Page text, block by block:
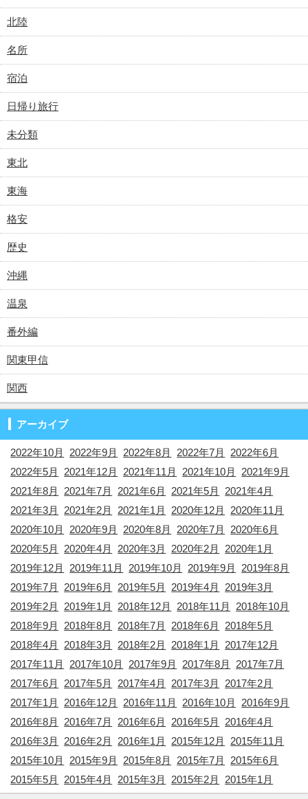
北陸
名所
宿泊
日帰り旅行
未分類
東北
東海
格安
歴史
沖縄
温泉
番外編
関東甲信
関西
アーカイブ
2022年10月 2022年9月 2022年8月 2022年7月
2022年6月
2022年5月
2021年12月 2021年11月 2021年10月
2021年9月
2021年8月
2021年7月 2021年6月 2021年5月
2021年4月
2021年3月
2021年2月 2021年1月 2020年12月
2020年11月
2020年10月
2020年9月 2020年8月 2020年7月
2020年6月
2020年5月
2020年4月 2020年3月 2020年2月
2020年1月
2019年12月
2019年11月 2019年10月 2019年9月
2019年8月
2019年7月
2019年6月 2019年5月 2019年4月
2019年3月
2019年2月
2019年1月 2018年12月 2018年11月
2018年10月
2018年9月
2018年8月 2018年7月 2018年6月
2018年5月
2018年4月
2018年3月 2018年2月 2018年1月
2017年12月
2017年11月
2017年10月 2017年9月 2017年8月
2017年7月
2017年6月
2017年5月 2017年4月 2017年3月
2017年2月
2017年1月
2016年12月 2016年11月 2016年10月
2016年9月
2016年8月
2016年7月 2016年6月 2016年5月
2016年4月
2016年3月
2016年2月 2016年1月 2015年12月
2015年11月
2015年10月
2015年9月 2015年8月 2015年7月
2015年6月
2015年5月
2015年4月 2015年3月 2015年2月 2015年1月